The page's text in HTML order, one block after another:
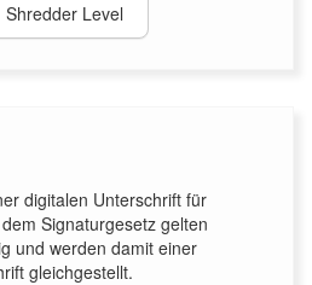
Shredder Level
digitalen Unterschrift für
Signaturgesetz gelten
und werden damit einer
gleichgestellt.